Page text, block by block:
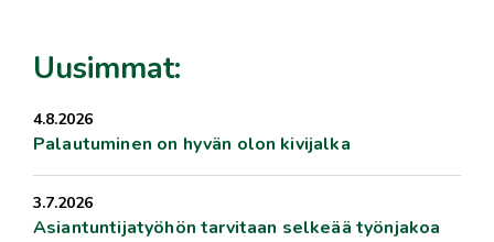
Uusimmat:
4.8.2026
Palautuminen on hyvän olon kivijalka
3.7.2026
Asiantuntijatyöhön tarvitaan selkeää työnjakoa